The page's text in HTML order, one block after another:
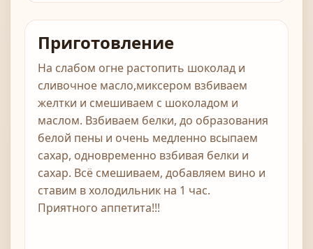
Приготовление
На слабом огне растопить шоколад и
сливочное масло,миксером взбиваем
желтки и смешиваем с шоколадом и
маслом. Взбиваем белки, до образования
белой пены и очень медленно всыпаем
сахар, одновременно взбивая белки и
сахар. Всё смешиваем, добавляем вино и
ставим в холодильник на 1 час.
Приятного аппетита!!!